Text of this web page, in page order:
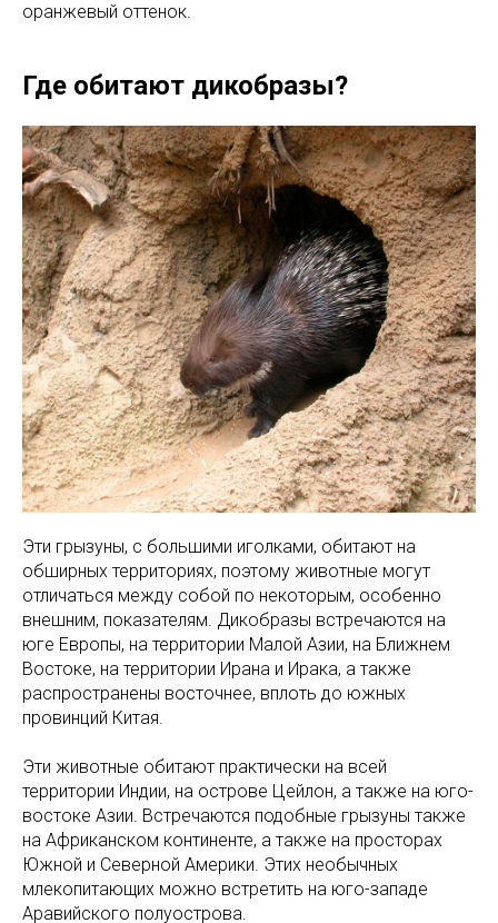
оранжевый оттенок.
Где обитают дикобразы?
Эти грызуны, с большими иголками, обитают на
обширных территориях, поэтому животные могут
отличаться между собой по некоторым, особенно
внешним, показателям. Дикобразы встречаются на
юге Европы, на территории Малой Азии, на Ближнем
Востоке, на территории Ирана и Ирака, а также
распространены восточнее, вплоть до южных
провинций Китая.
Эти животные обитают практически на всей
территории Индии, на острове Цейлон, а также на юго-
востоке Азии. Встречаются подобные грызуны также
на Африканском континенте, а также на просторах
Южной и Северной Америки. Этих необычных
млекопитающих можно встретить на юго-западе
Аравийского полуострова.